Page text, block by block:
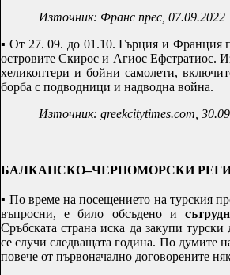
Източник: Франс прес, 07.09.2022
▪ От 27. 09. до 01.10. Гърция и Франция
островите Скирос и Агиос Ефстратиос.
хеликоптери и бойни самолети,
борба с подводници и надводна война.
Източник: greekcitytimes.com,
БАЛКАНСКО–ЧЕРНОМОРСКИ
▪ По време на посещението на турския
въпросни, е било обсъдено и
Сръбската страна иска да закупи
се случи следващата година. По думите
повече от първоначално договорените